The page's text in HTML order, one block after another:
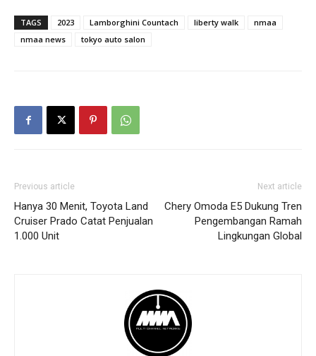
TAGS 2023 Lamborghini Countach liberty walk
nmaa
nmaa news
tokyo auto salon
Previous article
Hanya 30 Menit, Toyota Land
Cruiser Prado Catat Penjualan
1.000 Unit
Next article
Chery Omoda E5 Dukung Tren
Pengembangan Ramah
Lingkungan Global